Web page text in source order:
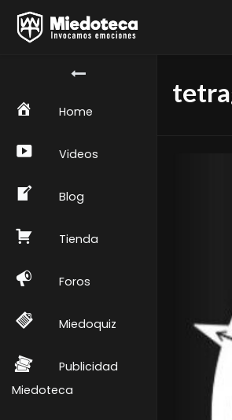
Home
Videos
Blog
Tienda
Foros
Miedoquiz
Publicidad
Miedoteca